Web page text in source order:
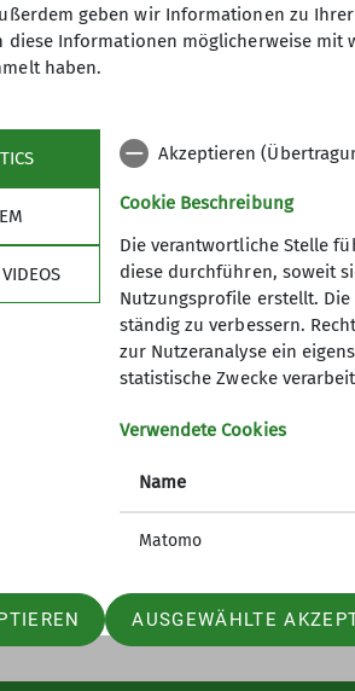
Google Maps
Jakob-
geben wir Informationen zu
diese Informationen möglicherweise mit
haben.
Akzeptieren
Cookie Beschreibung
Die verantwortliche Stelle
diese durchführen, soweit
Nutzungsprofile erstellt.
ständig zu verbessern.
zur Nutzeranalyse ein
statistische Zwecke
Verwendete Cookies
Name
Matomo
AUSGEWÄHLTE